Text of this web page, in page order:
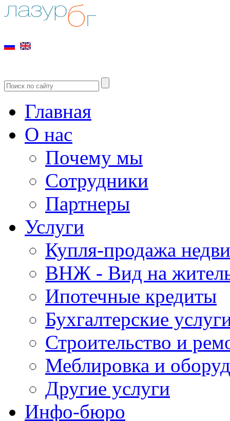
Главная
О нас
Почему мы
Сотрудники
Партнеры
Услуги
Купля-продажа
ВНЖ - Вид на
Ипотечные кредиты
Бухгалтерские
Строительство и
Меблировка и
Другие услуги
Инфо-бюро